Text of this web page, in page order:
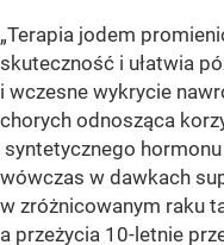
„Terapia jodem
skuteczność i ułatwia
i wczesne wykrycie
chorych odnosząca
syntetycznego
wówczas w dawkach
w zróżnicowanym raku
a przeżycia 10-letnie